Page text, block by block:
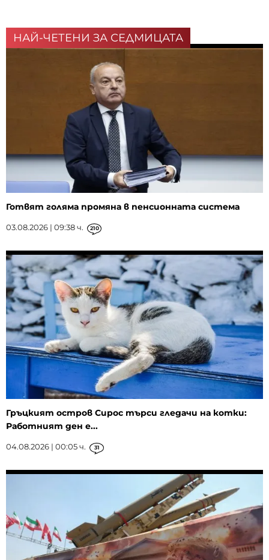
НАЙ-ЧЕТЕНИ ЗА СЕДМИЦАТА
Готвят голяма промяна в пенсионната система
03.08.2026 | 09:38 ч. 210
Гръцкият остров Сирос търси гледачи на котки:
Работният ден е...
04.08.2026 | 00:05 ч. 31